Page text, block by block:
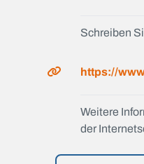
Schreiben
https://
Weitere
der